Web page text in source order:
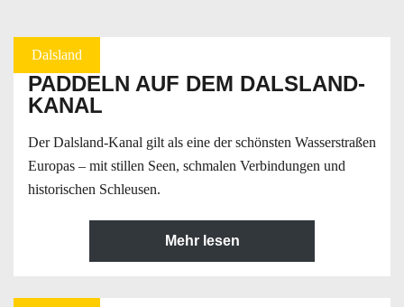
Dalsland
PADDELN AUF DEM DALSLAND-
KANAL
Der Dalsland-Kanal gilt als eine der schönsten Wasserstraßen
Europas – mit stillen Seen, schmalen Verbindungen und
historischen Schleusen.
Mehr lesen